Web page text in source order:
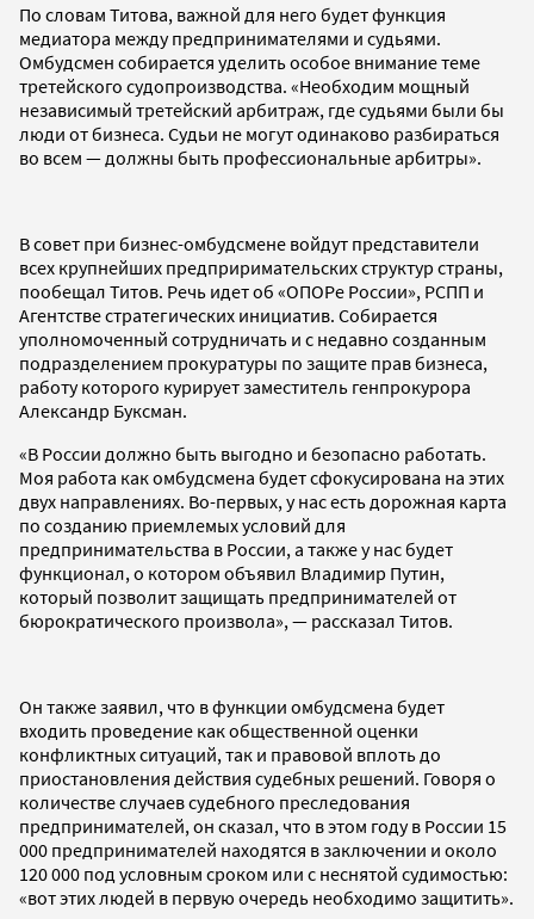
По словам Титова, важной для него будет функция
медиатора между предпринимателями и судьями.
Омбудсмен собирается уделить особое внимание теме
третейского судопроизводства. «Необходим мощный
независимый третейский арбитраж, где судьями были бы
люди от бизнеса. Судьи не могут одинаково разбираться
во всем — должны быть профессиональные арбитры».
В совет при бизнес-омбудсмене войдут представители
всех крупнейших предприримательских структур страны,
пообещал Титов. Речь идет об «ОПОРе России», РСПП и
Агентстве стратегических инициатив. Собирается
уполномоченный сотрудничать и с недавно созданным
подразделением прокуратуры по защите прав бизнеса,
работу которого курирует заместитель генпрокурора
Александр Буксман.
«В России должно быть выгодно и безопасно работать.
Моя работа как омбудсмена будет сфокусирована на этих
двух направлениях. Во-первых, у нас есть дорожная карта
по созданию приемлемых условий для
предпринимательства в России, а также у нас будет
функционал, о котором объявил Владимир Путин,
который позволит защищать предпринимателей от
бюрократического произвола», — рассказал Титов.
Он также заявил, что в функции омбудсмена будет
входить проведение как общественной оценки
конфликтных ситуаций, так и правовой вплоть до
приостановления действия судебных решений. Говоря о
количестве случаев судебного преследования
предпринимателей, он сказал, что в этом году в России 15
000 предпринимателей находятся в заключении и около
120 000 под условным сроком или с неснятой судимостью:
«вот этих людей в первую очередь необходимо защитить».